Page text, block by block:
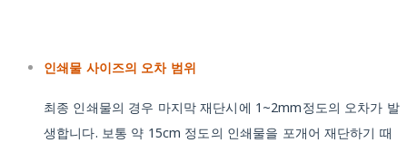
인쇄물 사이즈의 오차 범위
최종 인쇄물의 경우 마지막 재단시에 1~2mm정도의 오차가 발
생합니다. 보통 약 15cm 정도의 인쇄물을 포개어 재단하기 때